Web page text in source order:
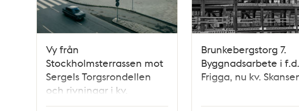
Vy från
Stockholmsterrassen mot
Sergels Torgsrondellen
och rivningar i kv.
Skansen och Fyrmörsaren
Brunkebergstorg 7.
Byggnadsarbete i
Frigga, nu kv.